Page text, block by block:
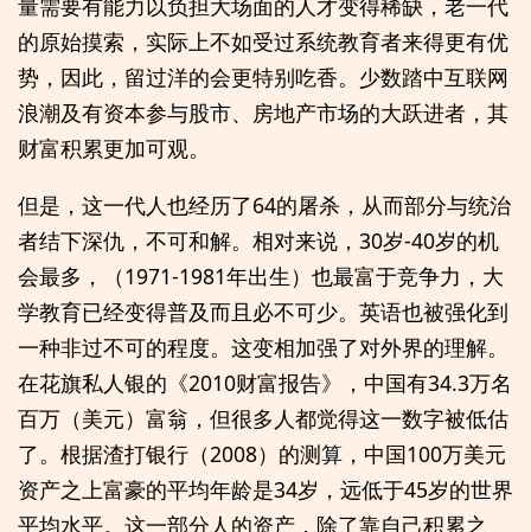
量需要有能力以负担大场面的人才变得稀缺，老一代
的原始摸索，实际上不如受过系统教育者来得更有优
势，因此，留过洋的会更特别吃香。少数踏中互联网
浪潮及有资本参与股市、房地产市场的大跃进者，其
财富积累更加可观。
但是，这一代人也经历了64的屠杀，从而部分与统治
者结下深仇，不可和解。相对来说，30岁-40岁的机
会最多，（1971-1981年出生）也最富于竞争力，大
学教育已经变得普及而且必不可少。英语也被强化到
一种非过不可的程度。这变相加强了对外界的理解。
在花旗私人银的《2010财富报告》，中国有34.3万名
百万（美元）富翁，但很多人都觉得这一数字被低估
了。根据渣打银行（2008）的测算，中国100万美元
资产之上富豪的平均年龄是34岁，远低于45岁的世界
平均水平。这一部分人的资产，除了靠自己积累之